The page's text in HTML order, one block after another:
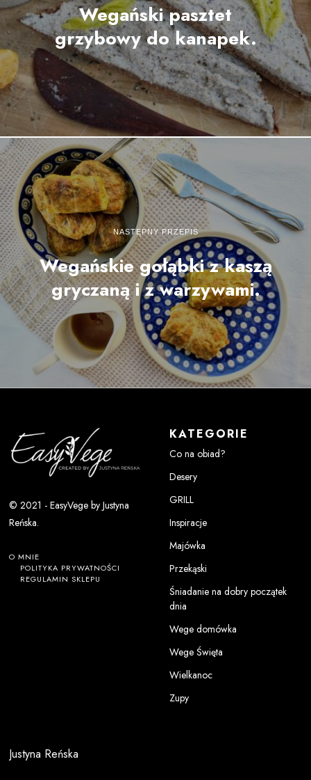
Wegański pasztet
grzybowy do kanapek.
NASTĘPNY PRZEPIS
Wegańskie gołąbki z kaszą
gryczaną i z warzywami.
© 2021 - EasyVege by Justyna
Reńska.
O MNIE
POLITYKA PRYWATNOŚCI
REGULAMIN SKLEPU
KATEGORIE
Co na obiad?
Desery
GRILL
Inspiracje
Majówka
Przekąski
Śniadanie na dobry początek
dnia
Wege domówka
Wege Święta
Wielkanoc
Zupy
Justyna Reńska